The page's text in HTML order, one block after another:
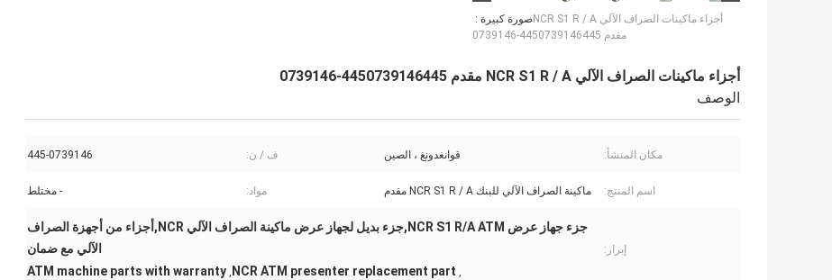
صورة كبيرة :أجزاء ماكينات الصراف الآلي NCR S1 R / A
مقدم 4450739146445-0739146
أجزاء ماكينات الصراف الآلي NCR S1 R / A مقدم 4450739146445-0739146
الوصف
مكان المنشأ: قوانغدونغ ، الصين ف / ن: 445-0739146
اسم المنتج: ماكينة الصراف الآلي للبنك NCR S1 R / A مقدم مواد: - مختلط
إبراز:
جزء جهاز عرض NCR S1 R/A ATM,جزء بديل لجهاز عرض ماكينة الصراف الآلي NCR,أجزاء من أجهزة الصراف
الآلي مع ضمان
,
NCR ATM presenter replacement part
,
ATM machine parts with warranty